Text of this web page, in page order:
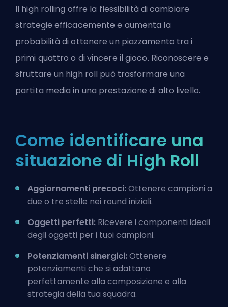
Il high rolling offre la flessibilità di cambiare
strategie efficacemente e aumenta la
probabilità di ottenere un piazzamento tra i
primi quattro o di vincere il gioco. Riconoscere e
sfruttare un high roll può trasformare una
partita media in una prestazione di alto livello.
Come identificare una
situazione di High Roll
Aggiornamenti precoci:Ottenere campioni a
due o tre stelle nei round iniziali.
Oggetti perfetti: Ricevere i componenti ideali
degli oggetti per i tuoi campioni.
Potenziamenti sinergici:Ottenere
potenziamenti che si adattano
perfettamente alla composizione e alla
strategia della tua squadra.